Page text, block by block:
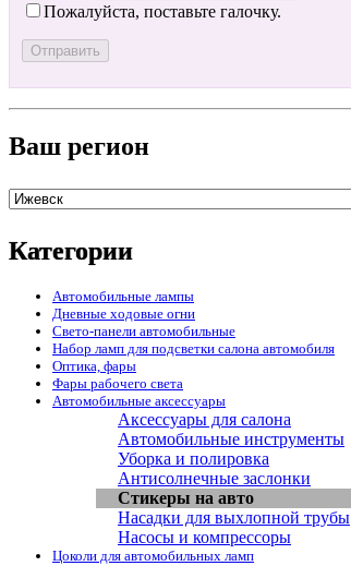
Пожалуйста, поставьте галочку.
Ваш регион
Категории
Автомобильные лампы
Дневные ходовые огни
Свето-панели автомобильные
Набор ламп для подсветки салона автомобиля
Оптика, фары
Фары рабочего света
Автомобильные аксессуары
Аксессуары для салона
Автомобильные инструменты
Уборка и полировка
Антисолнечные заслонки
Стикеры на авто
Насадки для выхлопной трубы
Насосы и компрессоры
Цоколи для автомобильных ламп